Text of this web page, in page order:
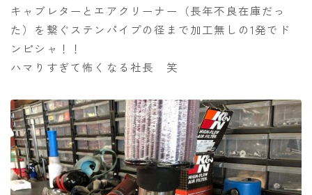
キャブレターとエアクリーナー（長年不良在庫だっ
た）を繋ぐステンパイプの径まで加工無しの1発でド
ンピシャ！！
ハマりすぎて怖くなる社長 笑